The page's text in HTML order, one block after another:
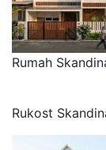
Rumah
Rukost